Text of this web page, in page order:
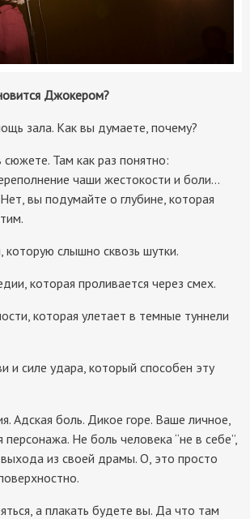
Джокером?
зала. Как вы думаете, почему?
Там как раз понятно:
чаши жестокости и боли…
вы подумайте о глубине, которая
слышно сквозь шутки.
которая проливается через смех.
которая улетает в темные туннели
и силе удара, который способен эту
Адская боль. Дикое горе. Ваше личное,
Не боль человека “не в себе”,
из своей драмы. О, это просто
а плакать будете вы. Да что там